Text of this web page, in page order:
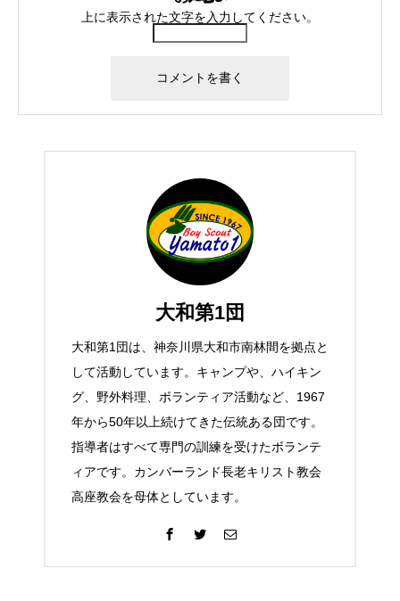
上に表示された文字を入力してください。
大和第1団
大和第1団は、神奈川県大和市南林間を拠点と
して活動しています。キャンプや、ハイキン
グ、野外料理、ボランティア活動など、1967
年から50年以上続けてきた伝統ある団です。
指導者はすべて専門の訓練を受けたボランテ
ィアです。カンバーランド長老キリスト教会
高座教会を母体としています。